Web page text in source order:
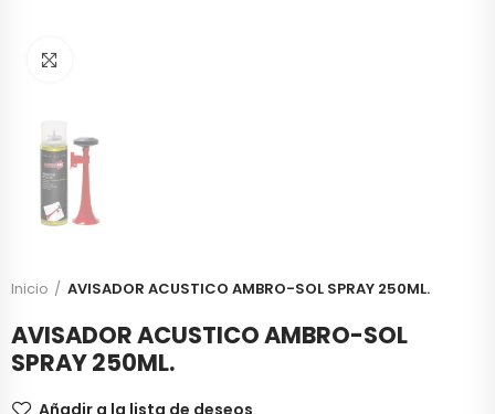
Inicio AVISADOR ACUSTICO AMBRO-SOL SPRAY 250ML.
AVISADOR ACUSTICO AMBRO-SOL
SPRAY 250ML.